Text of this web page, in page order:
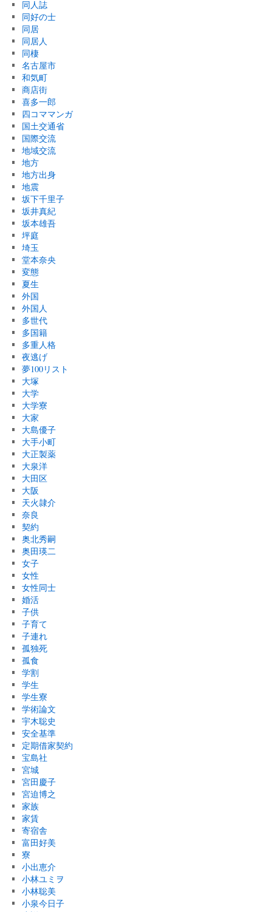
同人誌
同好の士
同居
同居人
同棲
名古屋市
和気町
商店街
喜多一郎
四コママンガ
国土交通省
国際交流
地域交流
地方
地方出身
地震
坂下千里子
坂井真紀
坂本雄吾
坪庭
埼玉
堂本奈央
変態
夏生
外国
外国人
多世代
多国籍
多重人格
夜逃げ
夢100リスト
大塚
大学
大学寮
大家
大島優子
大手小町
大正製薬
大泉洋
大田区
大阪
天火隷介
奈良
契約
奥北秀嗣
奥田瑛二
女子
女性
女性同士
婚活
子供
子育て
子連れ
孤独死
孤食
学割
学生
学生寮
学術論文
宇木聡史
安全基準
定期借家契約
宝島社
宮城
宮田慶子
宮迫博之
家族
家賃
寄宿舎
富田好美
寮
小出恵介
小林ユミヲ
小林聡美
小泉今日子